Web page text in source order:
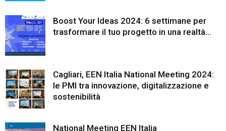
Boost Your Ideas 2024: 6 settimane per
trasformare il tuo progetto in una realtà...
Cagliari, EEN Italia National Meeting 2024:
le PMI tra innovazione, digitalizzazione e
sostenibilità
National Meeting EEN Italia